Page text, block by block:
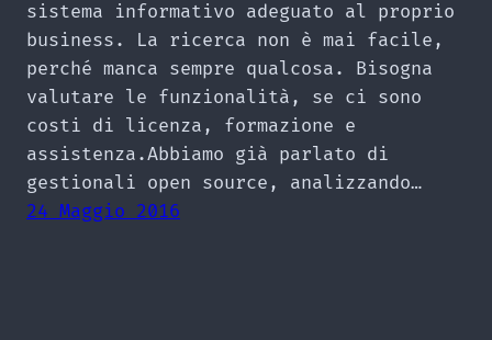
sistema informativo adeguato al proprio
business. La ricerca non è mai facile,
perché manca sempre qualcosa. Bisogna
valutare le funzionalità, se ci sono
costi di licenza, formazione e
assistenza.Abbiamo già parlato di
gestionali open source, analizzando…
24 Maggio 2016